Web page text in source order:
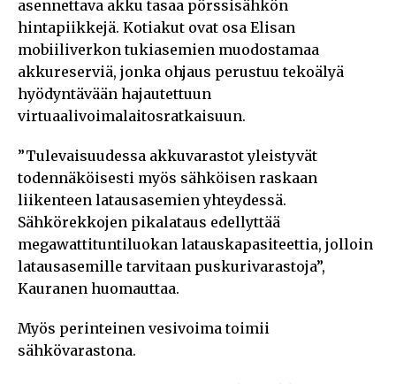
asennettava akku tasaa pörssisähkön
hintapiikkejä. Kotiakut ovat osa Elisan
mobiiliverkon tukiasemien muodostamaa
akkureserviä, jonka ohjaus perustuu tekoälyä
hyödyntävään hajautettuun
virtuaalivoimalaitosratkaisuun.
”Tulevaisuudessa akkuvarastot yleistyvät
todennäköisesti myös sähköisen raskaan
liikenteen latausasemien yhteydessä.
Sähkörekkojen pikalataus edellyttää
megawattituntiluokan latauskapasiteettia, jolloin
latausasemille tarvitaan puskurivarastoja”,
Kauranen huomauttaa.
Myös perinteinen vesivoima toimii
sähkövarastona.